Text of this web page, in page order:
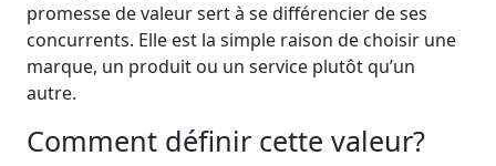
promesse de valeur sert à se différencier de ses
concurrents. Elle est la simple raison de choisir une
marque, un produit ou un service plutôt qu’un
autre.
Comment définir cette valeur?